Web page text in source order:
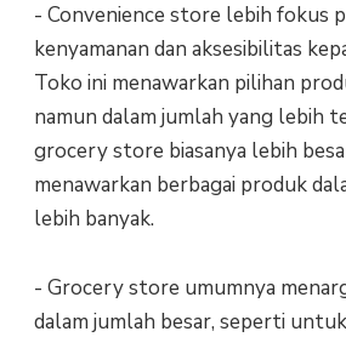
- Convenience store lebih fokus
kenyamanan dan aksesibilitas
Toko ini menawarkan pilihan
namun dalam jumlah yang lebih
grocery store biasanya lebih
menawarkan berbagai produk
lebih banyak.
- Grocery store umumnya
dalam jumlah besar, seperti